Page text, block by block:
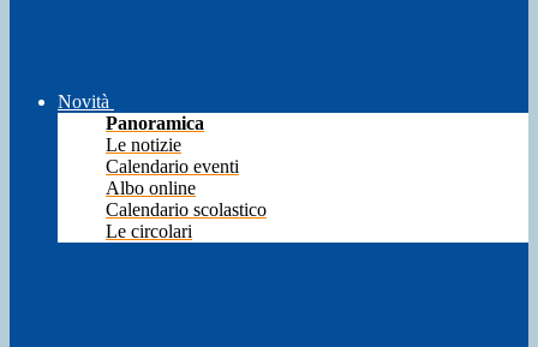
Novità
Panoramica
Le notizie
Calendario eventi
Albo online
Calendario scolastico
Le circolari